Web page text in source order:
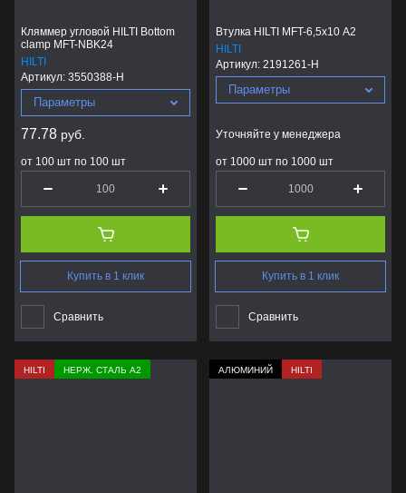
Кляммер угловой HILTI Bottom
clamp MFT-NBK24
HILTI
Артикул: 3550388-H
Параметры
77.78 руб.
от 100 шт по 100 шт
Купить в 1 клик
Сравнить
Втулка HILTI MFT-6,5х10 А2
HILTI
Артикул: 2191261-H
Параметры
Уточняйте у менеджера
от 1000 шт по 1000 шт
Купить в 1 клик
Сравнить
HILTI НЕРЖ. СТАЛЬ А2 АЛЮМИНИЙ HILTI